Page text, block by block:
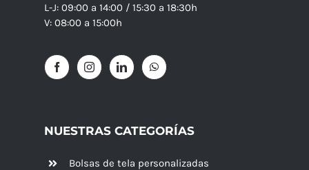
L-J: 09:00 a 14:00 / 15:30 a 18:30h
V: 08:00 a 15:00h
NUESTRAS CATEGORÍAS
Bolsas de tela personalizadas